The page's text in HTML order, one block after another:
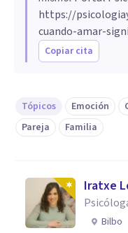
https://
cuando-amar-
Copiar cita
Tópicos Emoción
Pareja
Familia
Iratxe
Bilbo